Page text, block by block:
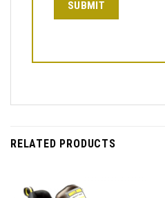
RELATED PRODUCTS